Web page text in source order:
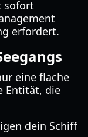
sofort
erfordert.
eine flache
Entität, die
dein Schiff